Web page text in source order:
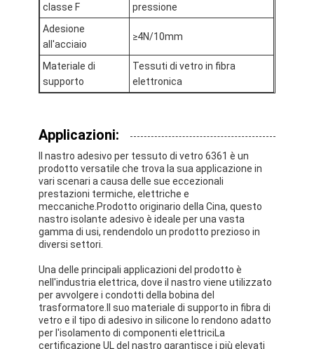
classe F
pressione
Adesione
all'acciaio
≥4N/10mm
Materiale di
supporto
Tessuti di vetro in fibra
elettronica
Applicazioni:
Il nastro adesivo per tessuto di vetro 6361 è un
prodotto versatile che trova la sua applicazione in
vari scenari a causa delle sue eccezionali
prestazioni termiche, elettriche e
meccaniche.Prodotto originario della Cina, questo
nastro isolante adesivo è ideale per una vasta
gamma di usi, rendendolo un prodotto prezioso in
diversi settori.
Una delle principali applicazioni del prodotto è
nell'industria elettrica, dove il nastro viene utilizzato
per avvolgere i condotti della bobina del
trasformatore.Il suo materiale di supporto in fibra di
vetro e il tipo di adesivo in silicone lo rendono adatto
per l'isolamento di componenti elettriciLa
certificazione UL del nastro garantisce i più elevati